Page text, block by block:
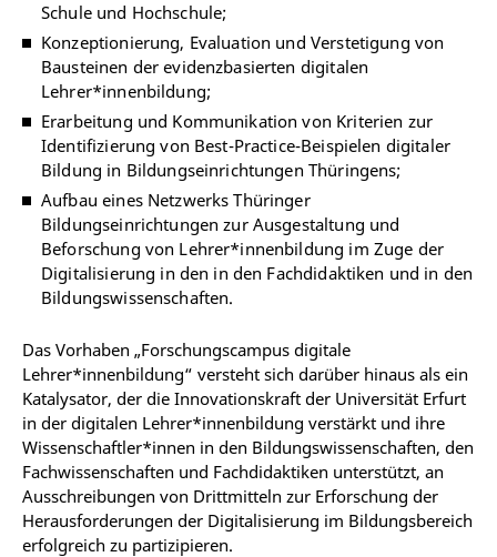
Schule und Hochschule;
Konzeptionierung, Evaluation und Verstetigung von
Bausteinen der evidenzbasierten digitalen
Lehrer*innenbildung;
Erarbeitung und Kommunikation von Kriterien zur
Identifizierung von Best-Practice-Beispielen digitaler
Bildung in Bildungseinrichtungen Thüringens;
Aufbau eines Netzwerks Thüringer
Bildungseinrichtungen zur Ausgestaltung und
Beforschung von Lehrer*innenbildung im Zuge der
Digitalisierung in den in den Fachdidaktiken und in den
Bildungswissenschaften.
Das Vorhaben „Forschungscampus digitale
Lehrer*innenbildung“ versteht sich darüber hinaus als ein
Katalysator, der die Innovationskraft der Universität Erfurt
in der digitalen Lehrer*innenbildung verstärkt und ihre
Wissenschaftler*innen in den Bildungswissenschaften, den
Fachwissenschaften und Fachdidaktiken unterstützt, an
Ausschreibungen von Drittmitteln zur Erforschung der
Herausforderungen der Digitalisierung im Bildungsbereich
erfolgreich zu partizipieren.